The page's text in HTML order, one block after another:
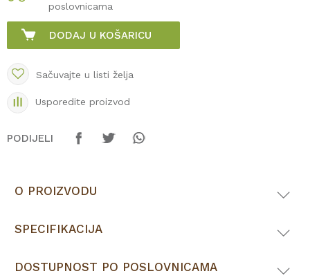
poslovnicama
DODAJ U KOŠARICU
Sačuvajte u listi želja
Usporedite proizvod
PODIJELI
O PROIZVODU
SPECIFIKACIJA
DOSTUPNOST PO POSLOVNICAMA